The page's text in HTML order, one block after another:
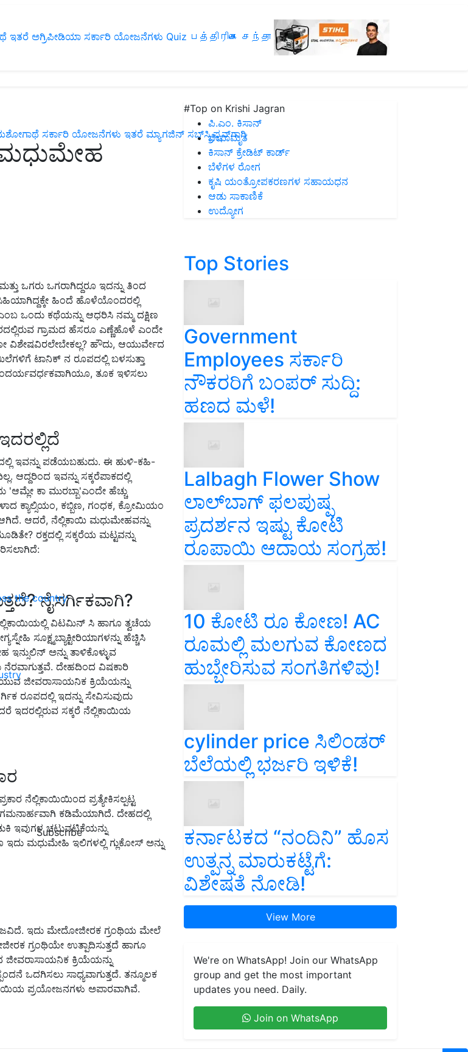
ಇತರೆ ಅಗ್ರಿಪೀಡಿಯಾ ಸರ್ಕಾರಿ ಯೋಜನೆಗಳು Quiz பத்திரிகை சந்தா
ಸರ್ಕಾರಿ ಯೋಜನೆಗಳು ಇತರೆ ಮ್ಯಾಗಜಿನ್‌ ಸಬ್‌ಸ್ಕ್ರಿಪ್ಷನ್‌ಗಾಗಿ
the country
Subscribe
ಮಧುಮೇಹ
ಒಗರು ಒಗರಾಗಿದ್ದರೂ ಇದನ್ನು ತಿಂದ
ಹಿಂದೆ ಹೊಳೆಯೊಂದರಲ್ಲಿ
ಎಂಬ ಒಂದು ಕಥೆಯನ್ನು ಆಧರಿಸಿ ನಮ್ಮ ದಕ್ಷಿಣ
ಗ್ರಾಮದ ಹೆಸರೂ ಎಣ್ಣೆಹೊಳೆ ಎಂದೇ
ವಿಶೇಷವಿರಲೇಬೇಕಲ್ಲ? ಹೌದು, ಆಯುರ್ವೇದ
ಟಾನಿಕ್ ನ ರೂಪದಲ್ಲಿ ಬಳಸುತ್ತಾ
ತೂಕ ಇಳಿಸಲು
ಇವನ್ನು ಪಡೆಯಬಹುದು. ಈ ಹುಳಿ-ಕಹಿ-
ಆದ್ದರಿಂದ ಇವನ್ನು ಸಕ್ಕರೆಪಾಕದಲ್ಲಿ
ಕಾ ಮುರಬ್ಬಾ'ಎಂದೇ ಹೆಚ್ಚು
ಕ್ಯಾಲ್ಸಿಯಂ, ಕಬ್ಬಿಣ, ಗಂಧಕ, ಕ್ರೋಮಿಯಂ
ಆದರೆ, ನೆಲ್ಲಿಕಾಯಿ ಮಧುಮೇಹವನ್ನು
ರಕ್ತದಲ್ಲಿ ಸಕ್ಕರೆಯ ಮಟ್ಟವನ್ನು
ನೈಸರ್ಗಿಕವಾಗಿ?
ವಿಟಮಿನ್ ಸಿ ಹಾಗೂ ತ್ವಚೆಯ
ಸೂಕ್ಷ್ಮಬ್ಯಾಕ್ಟೀರಿಯಾಗಳನ್ನು ಹೆಚ್ಚಿಸಿ
ಇನ್ಸುಲಿನ್ ಅನ್ನು ತಾಳಿಕೊಳ್ಳುವ
ನೆರವಾಗುತ್ತವೆ. ದೇಹದಿಂದ ವಿಷಕಾರಿ
ಜೀವರಾಸಾಯನಿಕ ಕ್ರಿಯೆಯನ್ನು
ರೂಪದಲ್ಲಿ ಇದನ್ನು ಸೇವಿಸುವುದು
ಇದರಲ್ಲಿರುವ ಸಕ್ಕರೆ ನೆಲ್ಲಿಕಾಯಿಯ
ನೆಲ್ಲಿಕಾಯಿಯಿಂದ ಪ್ರತ್ಯೇಕಿಸಲ್ಪಟ್ಟ
ಕಡಿಮೆಯಾಗಿದೆ. ದೇಹದಲ್ಲಿ
ಇವುಗಳ ಚಟುವಟಿಕೆಯನ್ನು
ಇದು ಮಧುಮೇಹಿ ಇಲಿಗಳಲ್ಲಿ ಗ್ಲುಕೋಸ್ ಅನ್ನು
ಇದು ಮೇದೋಜೀರಕ ಗ್ರಂಥಿಯ ಮೇಲೆ
ಗ್ರಂಥಿಯೇ ಉತ್ಪಾದಿಸುತ್ತದೆ ಹಾಗೂ
ಜೀವರಾಸಾಯನಿಕ ಕ್ರಿಯೆಯನ್ನು
ಒದಗಿಸಲು ಸಾಧ್ಯವಾಗುತ್ತದೆ. ತನ್ಮೂಲಕ
ಪ್ರಯೋಜನಗಳು ಅಪಾರವಾಗಿವೆ.
#Top on Krishi Jagran
ಪಿ.ಎಂ. ಕಿಸಾನ್
ಜೀವಾಮೃತ
ಕಿಸಾನ್ ಕ್ರೇಡಿಟ್ ಕಾರ್ಡ್
ಬೆಳೆಗಳ ರೋಗ
ಕೃಷಿ ಯಂತ್ರೋಪಕರಣಗಳ ಸಹಾಯಧನ
ಆಡು ಸಾಕಾಣಿಕೆ
ಉದ್ಯೋಗ
Top Stories
Government
Employees ಸರ್ಕಾರಿ
ನೌಕರರಿಗೆ ಬಂಪರ್‌ ಸುದ್ದಿ:
ಹಣದ ಮಳೆ!
Lalbagh Flower Show
ಲಾಲ್‌ಬಾಗ್ ಫಲಪುಷ್ಪ
ಪ್ರದರ್ಶನ ಇಷ್ಟು ಕೋಟಿ
ರೂಪಾಯಿ ಆದಾಯ ಸಂಗ್ರಹ!
10 ಕೋಟಿ ರೂ ಕೋಣ! AC
ರೂಮಲ್ಲಿ ಮಲಗುವ ಕೋಣದ
ಹುಬ್ಬೇರಿಸುವ ಸಂಗತಿಗಳಿವು!
cylinder price ಸಿಲಿಂಡರ್‌
ಬೆಲೆಯಲ್ಲಿ ಭರ್ಜರಿ ಇಳಿಕೆ!
ಕರ್ನಾಟಕದ “ನಂದಿನಿ” ಹೊಸ
ಉತ್ಪನ್ನ ಮಾರುಕಟ್ಟೆಗೆ:
ವಿಶೇಷತೆ ನೋಡಿ!
View More
We're on WhatsApp! Join our WhatsApp
group and get the most important
updates you need. Daily.
Join on WhatsApp